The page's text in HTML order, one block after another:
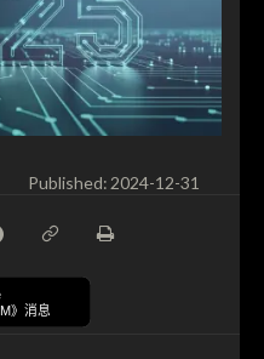
Published: 2024-12-31
》消息